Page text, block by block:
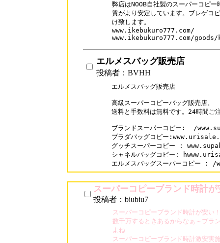
弊店はNOOB自社製のスーパーコピ
質がより安定しています。ブレゲコ
け致します。
www.ikebukuro777.com/
エルメスバッグ販売店
投稿者：BVHH
エルメスバッグ販売店
高級スーパーコピーバッグ販売店。
送料と手数料は無料です。24時間ご
ブランドスーパーコピー:  /
プラダバッグコピー
グッチスーパーコピー :
シャネルバッグコピー:
エルメスバッグスーパーコピー
スーパーコピーブランド時計が
投稿者：biubiu7
スーパーコピーブランド時計が安い
数千万するときあるからなぁ～ブラ
よね
スーパーコピーブランド時計激安実